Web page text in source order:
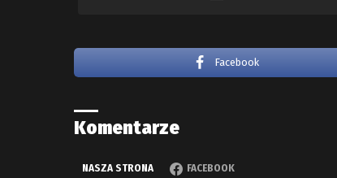
Facebook
Komentarze
NASZA STRONA FACEBOOK